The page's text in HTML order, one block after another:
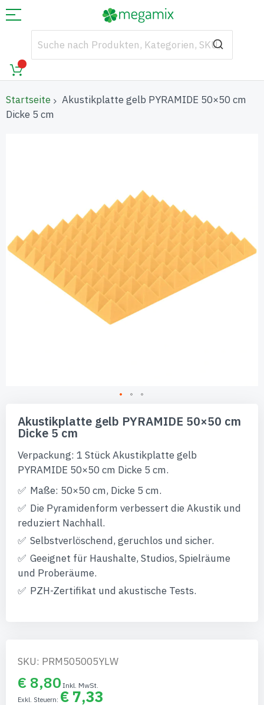
Startseite
Akustikplatte gelb PYRAMIDE 50×50 cm
Dicke 5 cm
Anfang
Bildgalerie
Akustikplatte gelb PYRAMIDE 50×50 cm
Dicke 5 cm
Verpackung: 1 Stück Akustikplatte gelb
PYRAMIDE 50×50 cm Dicke 5 cm.
Maße: 50×50 cm, Dicke 5 cm.
Die Pyramidenform verbessert die Akustik und
reduziert Nachhall.
Selbstverlöschend, geruchlos und sicher.
Geeignet für Haushalte, Studios, Spielräume
und Proberäume.
PZH-Zertifikat und akustische Tests.
SKU: PRM505005YLW
€ 8,80
€ 7,33